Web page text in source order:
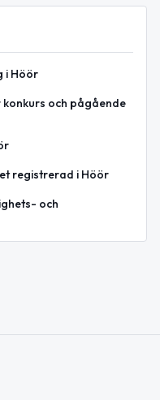
i Höör
och pågående
registrerad i Höör
och